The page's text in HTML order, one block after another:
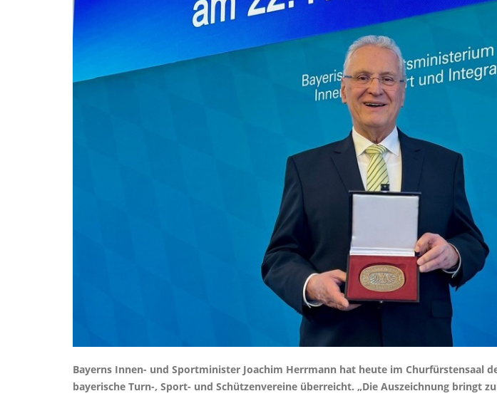
Bayerns Innen- und Sportminister Joachim Herrmann hat heute im Churfürstensaal
bayerische Turn-, Sport- und Schützenvereine überreicht. „Die Auszeichnung